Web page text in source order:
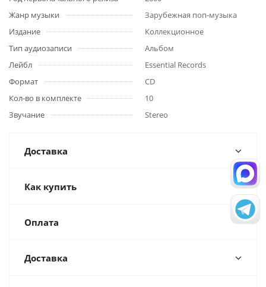
Жанр музыки
Зарубежная поп-музыка
Издание
Коллекционное
Тип аудиозаписи
Альбом
Лейбл
Essential Records
Формат
CD
Кол-во в комплекте
10
Звучание
Stereo
Доставка
Как купить
Оплата
Доставка